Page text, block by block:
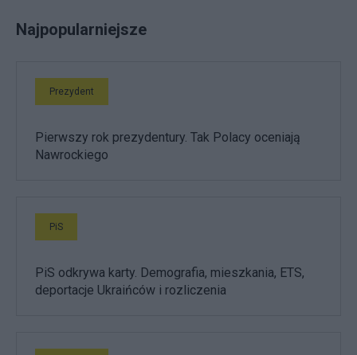
Najpopularniejsze
Prezydent
Pierwszy rok prezydentury. Tak Polacy oceniają
Nawrockiego
PiS
PiS odkrywa karty. Demografia, mieszkania, ETS,
deportacje Ukraińców i rozliczenia